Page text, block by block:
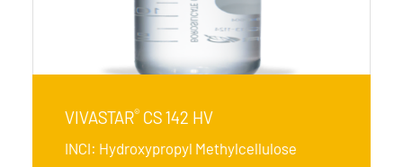
VIVASTAR® CS 142 HV
INCI: Hydroxypropyl Methylcellulose